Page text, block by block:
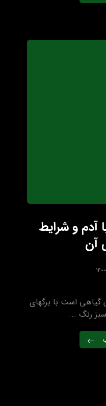
آدم و شرایط
آن
گیاهی است با برگهای
رنگ ...